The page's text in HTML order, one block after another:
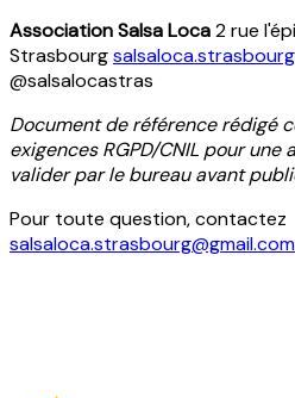
Association Salsa Loca2 rue
Strasbourg
@salsalocastras
Document de référence rédigé
exigences RGPD/CNIL pour une
valider par le bureau avant
Pour toute question, contactez
salsaloca.strasbourg@gmail.com